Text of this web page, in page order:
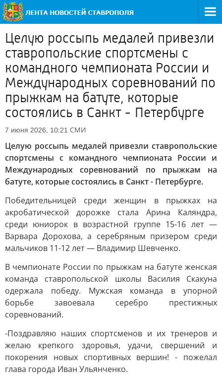
Целую россыпь медалей привезли
ставропольские спортсмены с
командного чемпионата России и
Международных соревнований по
прыжкам на батуте, которые
состоялись в Санкт - Петербурге
7 июня 2026, 10:21 СМИ
Целую россыпь медалей привезли ставропольские
спортсмены с командного чемпионата России и
Международных соревнований по прыжкам на
батуте, которые состоялись в Санкт - Петербурге.
Победительницей среди женщин в прыжках на
акробатической дорожке стала Арина Каляндра,
среди юниорок в возрастной группе 15-16 лет —
Варвара Дорохова, а серебряным призером среди
мальчиков 11-12 лет — Владимир Шевченко.
В чемпионате России по прыжкам на батуте женская
команда ставропольской школы Василия Скакуна
одержала победу. Мужская команда в упорной
борьбе завоевала серебро престижных
соревнований.
-Поздравляю наших спортсменов и их тренеров и
желаю крепкого здоровья, удачи, свершений и
покорения новых спортивных вершин! - пожелал
глава города Иван Ульянченко.